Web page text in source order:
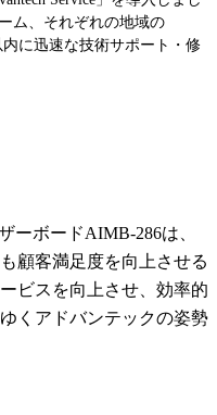
ム、それぞれの地域の
に迅速な技術サポート・修
ーボードAIMB-286は、
顧客満足度を向上させる
ビスを向上させ、効率的
くアドバンテックの姿勢